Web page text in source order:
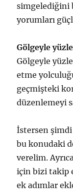
simgelediğini
yorumları
Gölgeyle
Gölgeyle
etme
geçmişteki
düzenlemeyi
İstersen şimdi
bu konudaki
verelim.
için bizi takip
ek adımlar